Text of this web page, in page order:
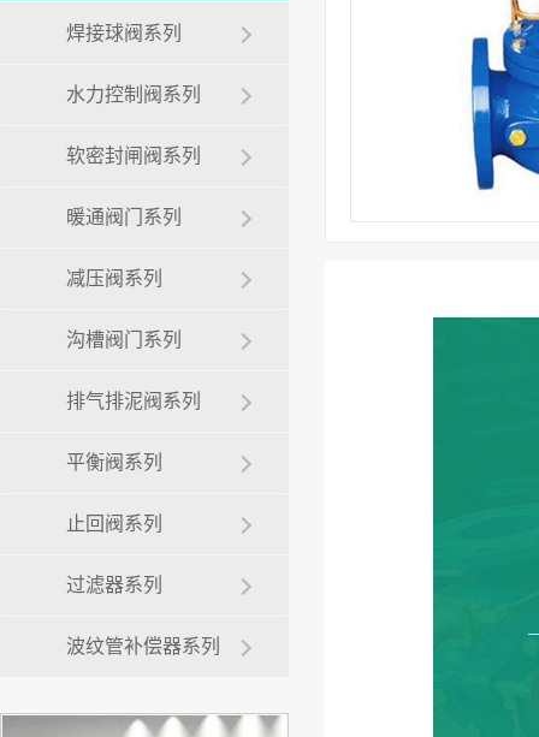
焊接球阀系列
水力控制阀系列
软密封闸阀系列
暖通阀门系列
减压阀系列
沟槽阀门系列
排气排泥阀系列
平衡阀系列
止回阀系列
过滤器系列
波纹管补偿器系列